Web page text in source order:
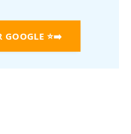
GOOGLE ⭐➡️